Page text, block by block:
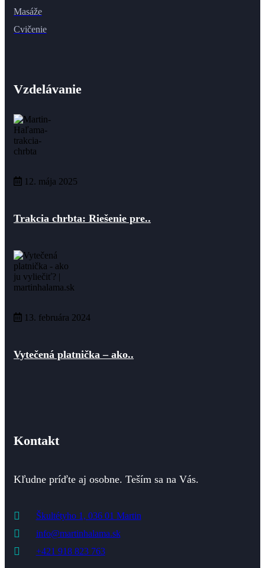
Masáže
Cvičenie
Vzdelávanie
12. mája 2025
Trakcia chrbta: Riešenie pre..
13. februára 2024
Vytečená platnička – ako..
Kontakt
Kľudne príďte aj osobne. Teším sa na Vás.
Škultétyho 1, 036 01 Martin
info@martinhalama.sk
+421 918 823 763